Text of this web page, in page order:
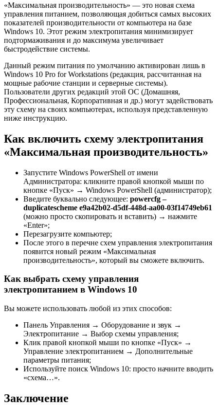
«Максимальная производительность» — это новая схема
управления питанием, позволяющая добиться самых высоких
показателей производительности от компьютера на базе
Windows 10. Этот режим электропитания минимизирует
подтормаживания и до максимума увеличивает
быстродействие системы.
Данный режим питания по умолчанию активирован лишь в
Windows 10 Pro for Workstations (редакция, рассчитанная на
мощные рабочие станции и серверные системы).
Пользователи других редакций этой ОС (Домашняя,
Профессиональная, Корпоративная и др.) могут задействовать
эту схему на своих компьютерах, используя представленную
ниже инструкцию.
Как включить схему электропитания
«Максимальная производительность»
Запустите Windows PowerShell от имени
Администратора: кликните правой кнопкой мыши по
кнопке «Пуск» → Windows PowerShell (администратор);
Введите буквально следующее: powercfg –
duplicatescheme e9a42b02-d5df-448d-aa00-03f14749eb61
(можно просто скопировать и вставить) → нажмите
«Enter»;
Перезагрузите компьютер;
После этого в перечне схем управления электропитания
появится новый режим «Максимальная
производительность», который вы сможете включить.
Как выбрать схему управления
электропитанием в Windows 10
Вы можете использовать любой из этих способов:
Панель Управления → Оборудование и звук →
Электропитание → Выбор схемы управления;
Клик правой кнопкой мыши по кнопке «Пуск» →
Управление электропитанием → Дополнительные
параметры питания;
Используйте поиск Windows 10: просто начните вводить
«схема…».
Заключение